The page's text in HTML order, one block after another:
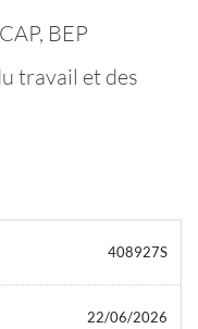
BEP
travail et des
408927S
22/06/2026